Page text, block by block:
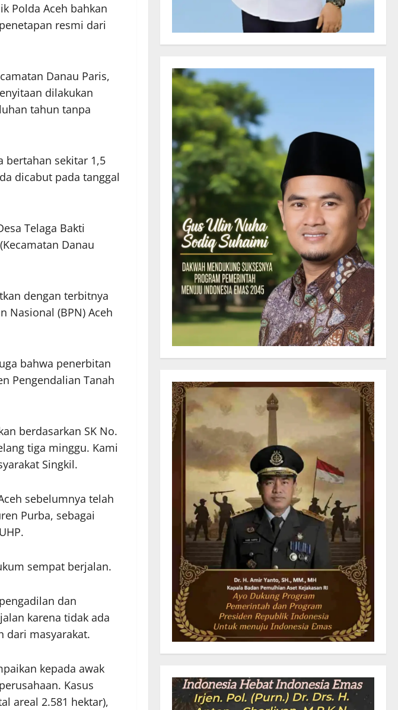
Polda Aceh bahkan
resmi dari
Danau Paris,
dilakukan
tahun tanpa
bertahan sekitar 1,5
dicabut pada tanggal
Telaga Bakti
Danau
dengan terbitnya
Nasional (BPN) Aceh
bahwa penerbitan
Pengendalian Tanah
berdasarkan SK No.
tiga minggu. Kami
Singkil.
sebelumnya telah
Purba, sebagai
sempat berjalan.
dan
karena tidak ada
dari masyarakat.
kepada awak
Kasus
areal 2.581 hektar),